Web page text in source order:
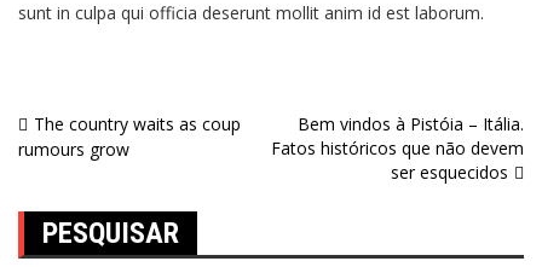
sunt in culpa qui officia deserunt mollit anim id est laborum.
The country waits as coup
rumours grow
Bem vindos à Pistóia – Itália.
Fatos históricos que não devem
ser esquecidos
PESQUISAR